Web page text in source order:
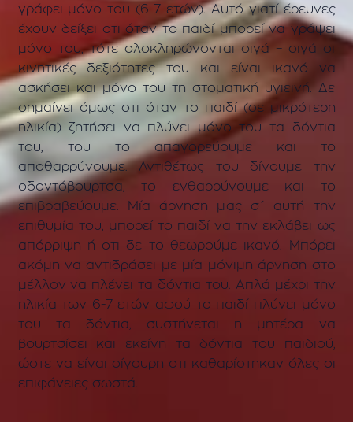
γράφει μόνο του (6-7 ετών). Αυτό γιατί έρευνες
έχουν δείξει οτι όταν το παιδί μπορεί να γράψει
μόνο του, τότε ολοκληρώνονται σιγά – σιγά οι
κινητικές δεξιότητες του και είναι ικανό να
ασκήσει και μόνο του τη στοματική υγιεινή. Δε
σημαίνει όμως οτι όταν το παιδί (σε μικρότερη
ηλικία) ζητήσει να πλύνει μόνο του τα δόντια
του, του το απαγορεύουμε και το
αποθαρρύνουμε. Αντιθέτως του δίνουμε την
οδοντόβουρτσα, το ενθαρρύνουμε και το
επιβραβεύουμε. Μία άρνηση μας σ΄ αυτή την
επιθυμία του, μπορεί το παιδί να την εκλάβει ως
απόρριψη ή οτι δε το θεωρούμε ικανό. Μπόρει
ακόμη να αντιδράσει με μία μόνιμη άρνηση στο
μέλλον να πλένει τα δόντια του. Απλά μέχρι την
ηλικία των 6-7 ετών αφού το παιδί πλύνει μόνο
του τα δόντια, συστήνεται η μητέρα να
βουρτσίσει και εκείνη τα δόντια του παιδιού,
ώστε να είναι σίγουρη οτι καθαρίστηκαν όλες οι
επιφάνειες σωστά.